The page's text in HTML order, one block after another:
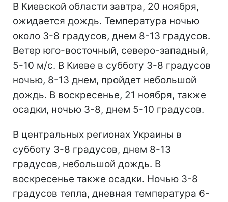
В Киевской области завтра, 20 ноября,
ожидается дождь. Температура ночью
около 3-8 градусов, днем 8-13 градусов.
Ветер юго-восточный, северо-западный,
5-10 м/с. В Киеве в субботу 3-8 градусов
ночью, 8-13 днем, пройдет небольшой
дождь. В воскресенье, 21 ноября, также
осадки, ночью 3-8, днем 5-10 градусов.
В центральных регионах Украины в
субботу 3-8 градусов, днем 8-13
градусов, небольшой дождь. В
воскресенье также осадки. Ночью 3-8
градусов тепла, дневная температура 6-